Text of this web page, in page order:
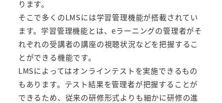
ります。
そこで多くのLMSには学習管理機能が搭載されてい
ます。学習管理機能とは、eラーニングの管理者がそ
れぞれの受講者の講座の視聴状況などを把握するこ
とができる機能です。
LMSによってはオンラインテストを実施できるもの
もあります。テスト結果を管理者が把握することが
できるため、従来の研修形式よりも細かに研修の進